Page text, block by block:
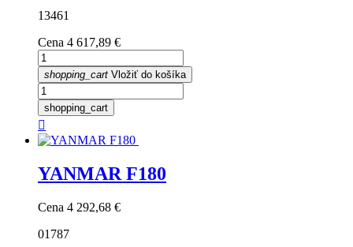
13461
Cena 4 617,89 €
shopping_cart Vložiť do košíka
shopping_cart

YANMAR F180
Cena 4 292,68 €
01787